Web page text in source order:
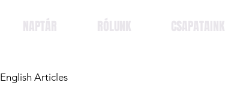
NAPTÁR RÓLUNK CSAPATAINK
English Articles